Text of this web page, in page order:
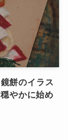
餅のイラス
やかに始め